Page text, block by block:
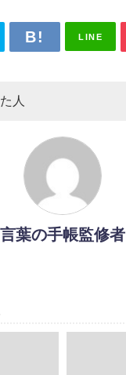
LINE
人
言葉の手帳監修者